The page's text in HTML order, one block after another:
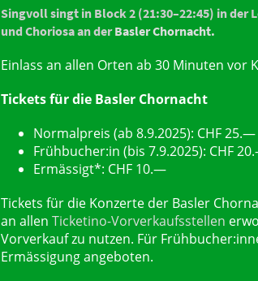
Singvoll singt in Block 2 (21:30–22:45) in der
und Choriosa an derBasler Chornacht.
Einlass an allen Orten ab 30 Minuten vor
Tickets für die Basler Chornacht
Normalpreis (ab 8.9.2025): CHF 25.—
Frühbucher:in (bis 7.9.2025): CHF
Ermässigt*: CHF 10.—
Tickets für die Konzerte der Basler
an allen Ticketino-Vorverkaufsstellen
Vorverkauf zu nutzen. Für
Ermässigung angeboten.